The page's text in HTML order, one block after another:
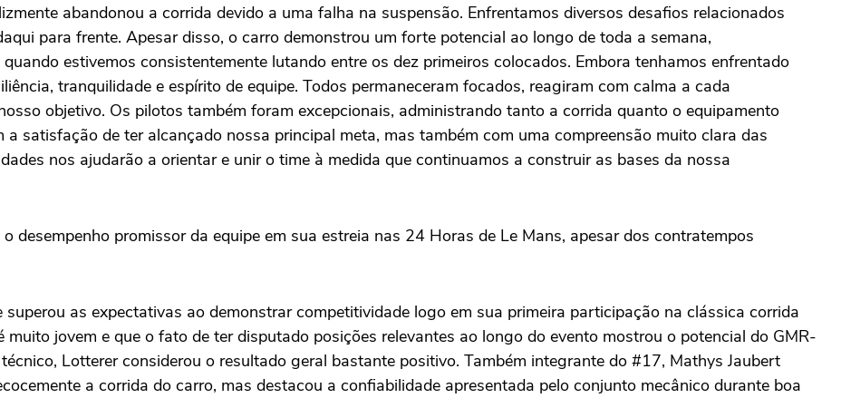
abandonou a corrida devido a uma falha na suspensão. Enfrentamos diversos desafios relacionados
para frente. Apesar disso, o carro demonstrou um forte potencial ao longo de toda a semana,
estivemos consistentemente lutando entre os dez primeiros colocados. Embora tenhamos enfrentado
tranquilidade e espírito de equipe. Todos permaneceram focados, reagiram com calma a cada
objetivo. Os pilotos também foram excepcionais, administrando tanto a corrida quanto o equipamento
a satisfação de ter alcançado nossa principal meta, mas também com uma compreensão muito clara das
nos ajudarão a orientar e unir o time à medida que continuamos a construir as bases da nossa
desempenho promissor da equipe em sua estreia nas 24 Horas de Le Mans, apesar dos contratempos
as expectativas ao demonstrar competitividade logo em sua primeira participação na clássica corrida
jovem e que o fato de ter disputado posições relevantes ao longo do evento mostrou o potencial do GMR-
Lotterer considerou o resultado geral bastante positivo. Também integrante do #17, Mathys Jaubert
a corrida do carro, mas destacou a confiabilidade apresentada pelo conjunto mecânico durante boa